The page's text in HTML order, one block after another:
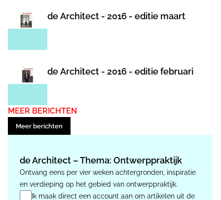
de Architect - 2016 - editie maart
de Architect - 2016 - editie februari
MEER BERICHTEN
Meer berichten
de Architect – Thema: Ontwerppraktijk
Ontvang eens per vier weken achtergronden, inspiratie
en verdieping op het gebied van ontwerppraktijk.
Ik maak direct een account aan om artikelen uit de